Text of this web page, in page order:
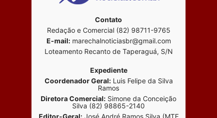
Contato
Redação e Comercial (82) 98711-9765
E-mail:marechalnoticiasbr@gmail.com
Loteamento Recanto de Taperaguá, S/N
Expediente
Coordenador Geral:Luis Felipe da Silva
Ramos
Diretora Comercial: Simone da Conceição
Silva (82) 98865-2140
Editor-Geral:José André Ramos Silva (MTE